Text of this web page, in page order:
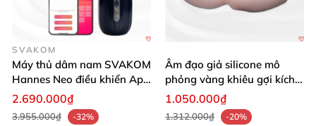
SVAKOM
Máy thủ dâm nam SVAKOM
Hannes Neo điều khiển App
tương tác
2.690.000₫
3.955.000₫
-32%
Âm đạo giả silicone mô
phỏng vàng khiêu gợi kích
thích mua
1.050.000₫
1.312.000₫
-20%